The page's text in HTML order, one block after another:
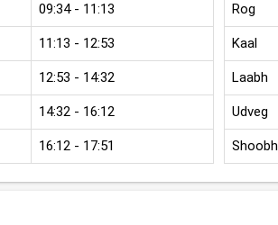
09:34 - 11:13
11:13 - 12:53
12:53 - 14:32
14:32 - 16:12
16:12 - 17:51
Rog
Kaal
Laabh
Udveg
Shoobh